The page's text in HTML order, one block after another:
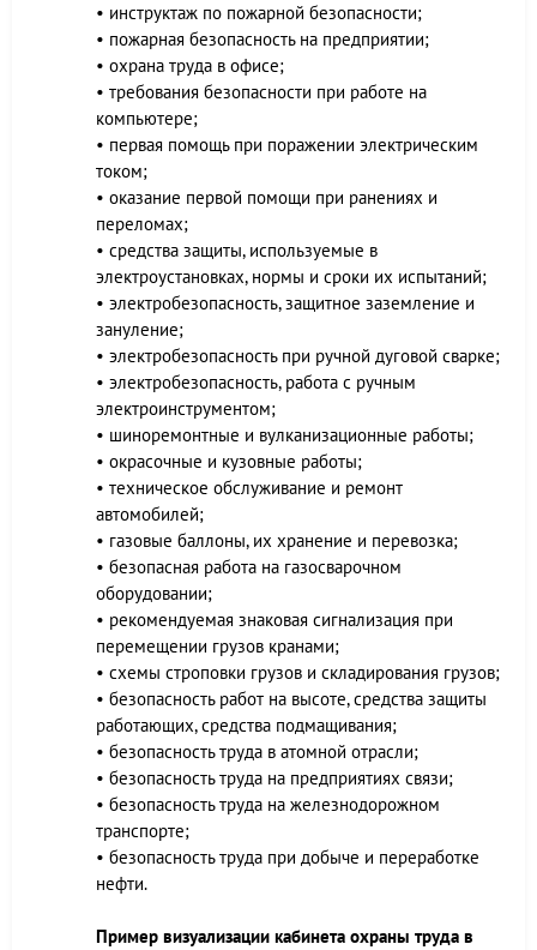
• инструктаж по пожарной безопасности;
• пожарная безопасность на предприятии;
• охрана труда в офисе;
• требования безопасности при работе на
компьютере;
• первая помощь при поражении электрическим
током;
• оказание первой помощи при ранениях и
переломах;
• средства защиты, используемые в
электроустановках, нормы и сроки их испытаний;
• электробезопасность, защитное заземление и
зануление;
• электробезопасность при ручной дуговой сварке;
• электробезопасность, работа с ручным
электроинструментом;
• шиноремонтные и вулканизационные работы;
• окрасочные и кузовные работы;
• техническое обслуживание и ремонт
автомобилей;
• газовые баллоны, их хранение и перевозка;
• безопасная работа на газосварочном
оборудовании;
• рекомендуемая знаковая сигнализация при
перемещении грузов кранами;
• схемы строповки грузов и складирования грузов;
• безопасность работ на высоте, средства защиты
работающих, средства подмащивания;
• безопасность труда в атомной отрасли;
• безопасность труда на предприятиях связи;
• безопасность труда на железнодорожном
транспорте;
• безопасность труда при добыче и переработке
нефти.
Пример визуализации кабинета охраны труда в